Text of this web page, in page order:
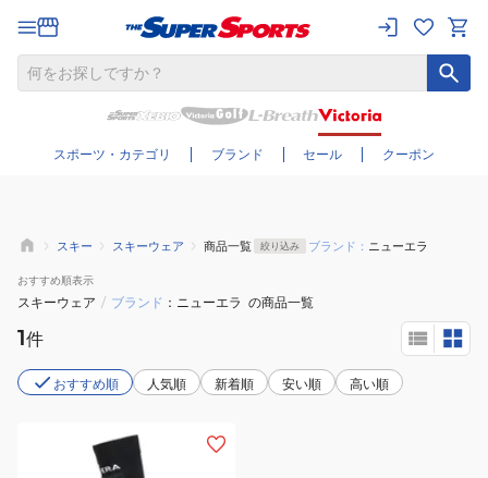
スポーツ・カテゴリ ブランド セール クーポン
さらに絞り込む
スキー スキーウェア 商品一覧 絞り込み ブランド： ニューエラ
おすすめ順表示
スキーウェア / ブランド ニューエラ の商品一覧
1件
おすすめ順 人気順 新着順 安い順 高い順